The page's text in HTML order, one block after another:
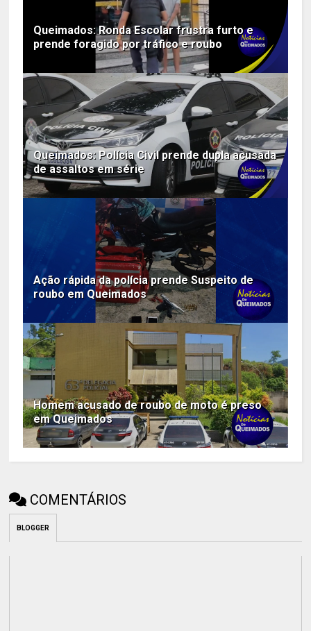
Queimados: Ronda Escolar frustra furto e
prende foragido por tráfico e roubo
Queimados: Polícia Civil prende dupla acusada
de assaltos em série
Ação rápida da polícia prende Suspeito de
roubo em Queimados
Homem acusado de roubo de moto é preso
em Queimados
COMENTÁRIOS
BLOGGER